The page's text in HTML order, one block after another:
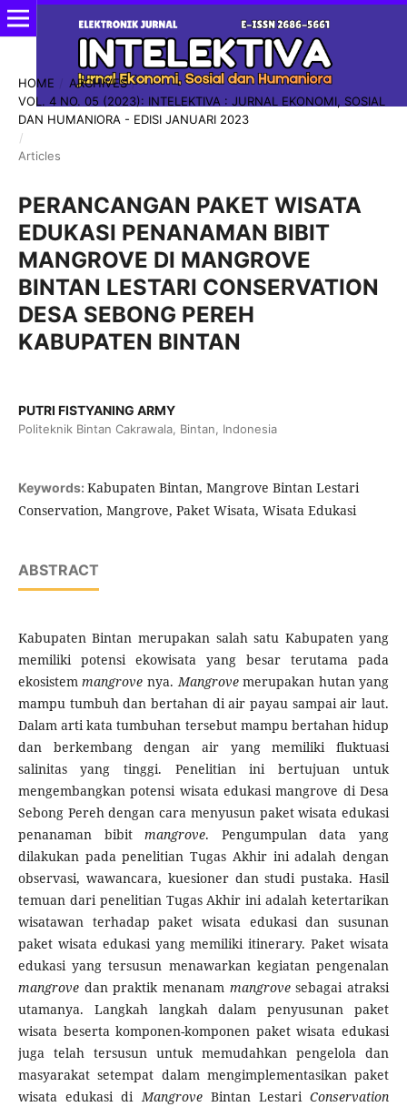
HOME / ARCHIVES /
VOL. 4 NO. 05 (2023): INTELEKTIVA : JURNAL EKONOMI, SOSIAL
DAN HUMANIORA - EDISI JANUARI 2023
/
Articles
PERANCANGAN PAKET WISATA
EDUKASI PENANAMAN BIBIT
MANGROVE DI MANGROVE
BINTAN LESTARI CONSERVATION
DESA SEBONG PEREH
KABUPATEN BINTAN
PUTRI FISTYANING ARMY
Politeknik Bintan Cakrawala, Bintan, Indonesia
Keywords: Kabupaten Bintan, Mangrove Bintan Lestari
Conservation, Mangrove, Paket Wisata, Wisata Edukasi
ABSTRACT
Kabupaten Bintan merupakan salah satu Kabupaten yang
memiliki potensi ekowisata yang besar terutama pada
ekosistemmangrove nya.Mangrovemerupakan hutan yang
mampu tumbuh dan bertahan di air payau sampai air laut.
Dalam arti kata tumbuhan tersebut mampu bertahan hidup
dan berkembang dengan air yang memiliki fluktuasi
salinitas yang tinggi. Penelitian ini bertujuan untuk
mengembangkan potensi wisata edukasi mangrove di Desa
Sebong Pereh dengan cara menyusun paket wisata edukasi
penanaman bibitmangrove. Pengumpulan data yang
dilakukan pada penelitian Tugas Akhir ini adalah dengan
observasi, wawancara, kuesioner dan studi pustaka. Hasil
temuan dari penelitian Tugas Akhir ini adalah ketertarikan
wisatawan terhadap paket wisata edukasi dan susunan
paket wisata edukasi yang memiliki itinerary. Paket wisata
edukasi yang tersusun menawarkan kegiatan pengenalan
mangrovedan praktik menanam mangrovesebagai atraksi
utamanya. Langkah langkah dalam penyusunan paket
wisata beserta komponen-komponen paket wisata edukasi
juga telah tersusun untuk memudahkan pengelola dan
masyarakat setempat dalam mengimplementasikan paket
wisata edukasi diMangrove Bintan LestariConservation